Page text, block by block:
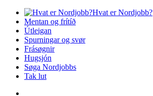
Hvat er Nordjobb?
Mentan og frítíð
Útleigan
Spurningar og svør
Frásøgnir
Hugsjón
Søga Nordjobbs
Tak lut